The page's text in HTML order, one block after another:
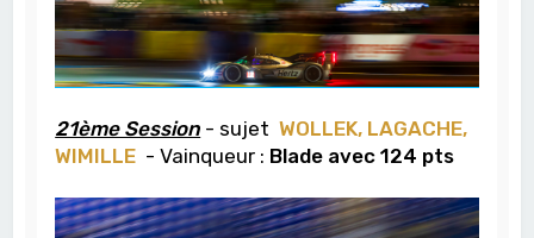
21ème Session - sujetWOLLEK, LAGACHE,
WIMILLE - Vainqueur : Blade avec 124 pts